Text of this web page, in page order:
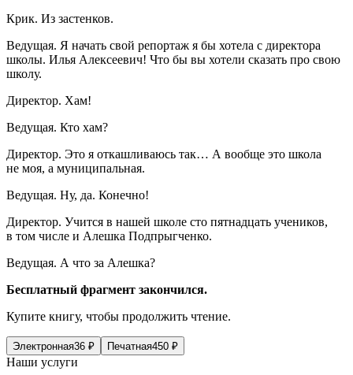
Крик. Из застенков.
Ведущая. Я начать свой репортаж я бы хотела с директора
школы. Илья Алексеевич! Что бы вы хотели сказать про свою
школу.
Директор. Хам!
Ведущая. Кто хам?
Директор. Это я откашливаюсь так… А вообще это школа
не моя, а муниципальная.
Ведущая. Ну, да. Конечно!
Директор. Учится в нашей школе сто пятнадцать учеников,
в том числе и Алешка Подпрыгченко.
Ведущая. А что за Алешка?
Бесплатный фрагмент закончился.
Купите книгу, чтобы продолжить чтение.
Электронная36 ₽ Печатная450 ₽
Наши услуги